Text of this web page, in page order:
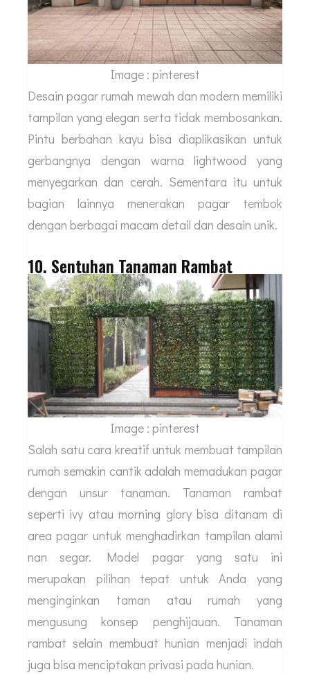
Image : pinterest
Desain pagar rumah mewah dan modern memiliki
tampilan yang elegan serta tidak membosankan.
Pintu berbahan kayu bisa diaplikasikan untuk
gerbangnya dengan warna lightwood yang
menyegarkan dan cerah. Sementara itu untuk
bagian lainnya menerakan pagar tembok
dengan berbagai macam detail dan desain unik.
10. Sentuhan Tanaman Rambat
Image : pinterest
Salah satu cara kreatif untuk membuat tampilan
rumah semakin cantik adalah memadukan pagar
dengan unsur tanaman. Tanaman rambat
seperti ivy atau morning glory bisa ditanam di
area pagar untuk menghadirkan tampilan alami
nan segar. Model pagar yang satu ini
merupakan pilihan tepat untuk Anda yang
menginginkan taman atau rumah yang
mengusung konsep penghijauan. Tanaman
rambat selain membuat hunian menjadi indah
juga bisa menciptakan privasi pada hunian.